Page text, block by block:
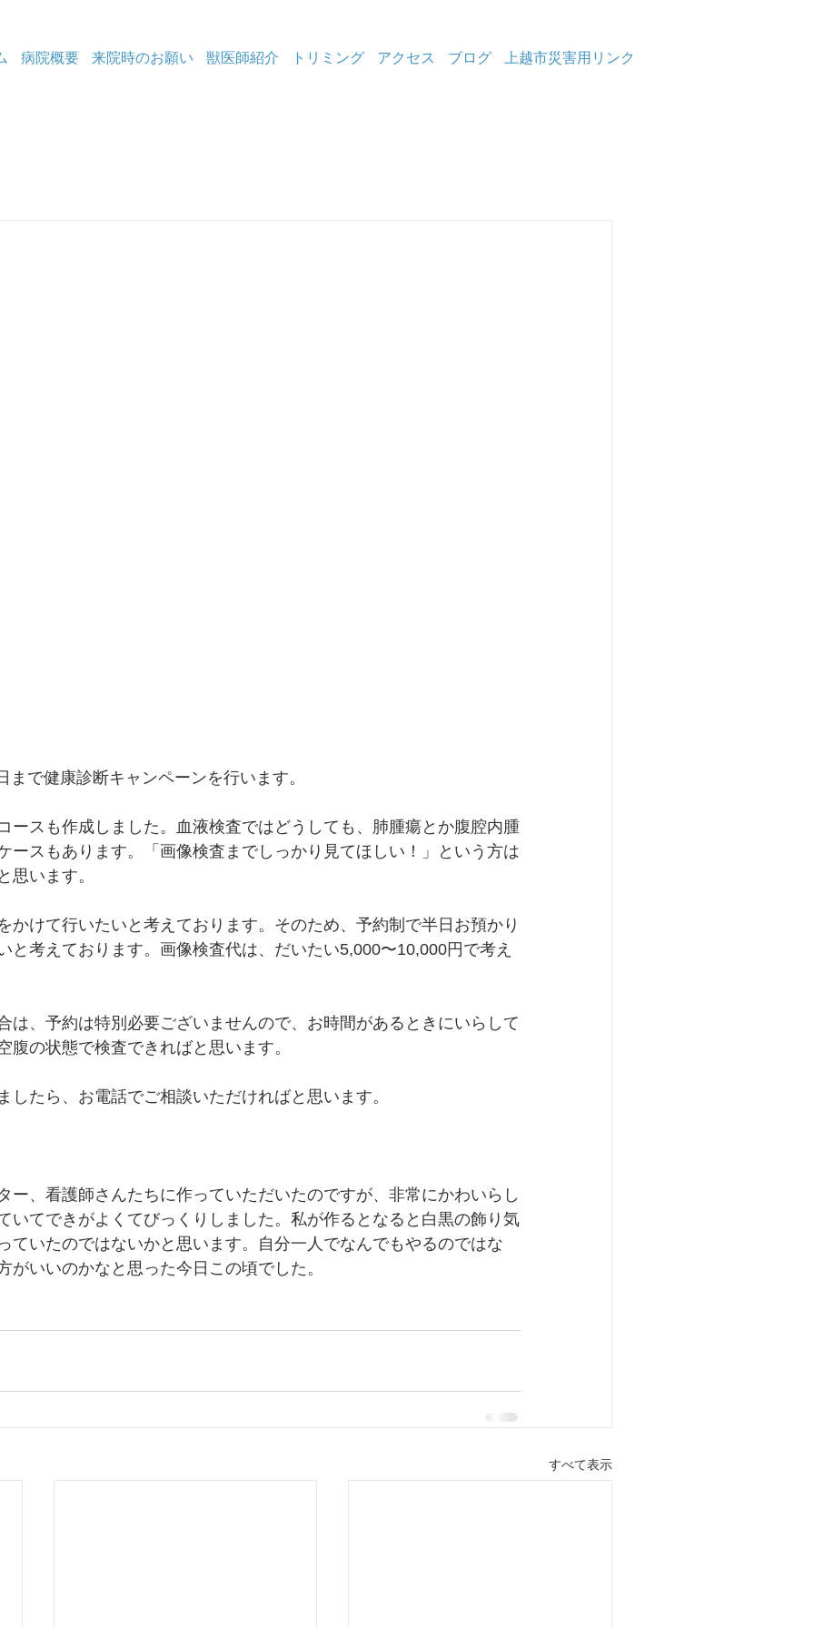
病院概要 来院時のお願い 獣医師紹介 トリミング アクセス ブログ 上越市災害用リンク
まで健康診断キャンペーンを行います。
ースも作成しました。血液検査ではどうしても、肺腫瘍とか腹腔内腫
ースもあります。「画像検査までしっかり見てほしい！」という方は
思います。
かけて行いたいと考えております。そのため、予約制で半日お預かり
と考えております。画像検査代は、だいたい5,000〜10,000円で考え
は、予約は特別必要ございませんので、お時間があるときにいらして
腹の状態で検査できればと思います。
したら、お電話でご相談いただければと思います。
ー、看護師さんたちに作っていただいたのですが、非常にかわいらし
いてできがよくてびっくりしました。私が作るとなると白黒の飾り気
ていたのではないかと思います。自分一人でなんでもやるのではな
がいいのかなと思った今日この頃でした。
すべて表示